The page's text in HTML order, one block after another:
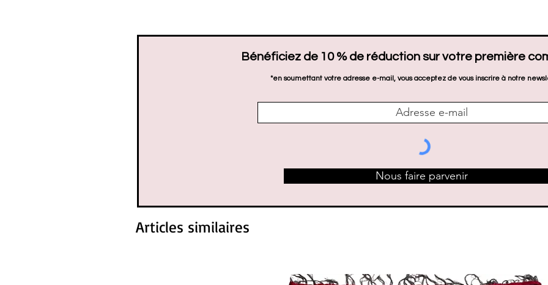
Bénéficiez de 10 % de réduction sur votre première
*en soumettant votre adresse e-mail, vous acceptez de vous inscrire à notre
Nous faire parvenir
Articles similaires